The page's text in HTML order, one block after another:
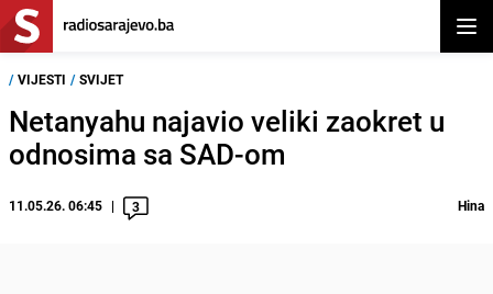
/ VIJESTI / SVIJET
Netanyahu najavio veliki zaokret u
odnosima sa SAD-om
11.05.26. 06:45 3 Hina